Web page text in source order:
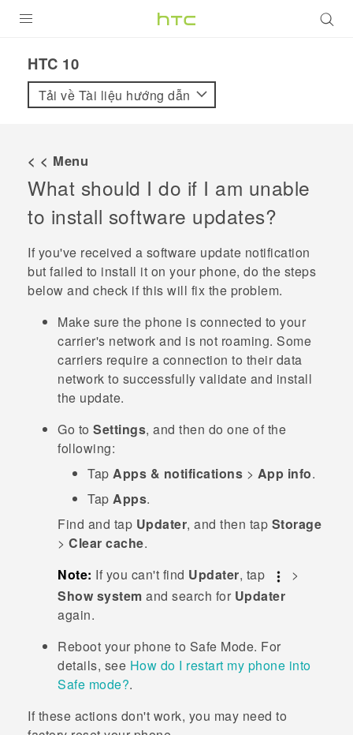
VIVE
VIVERSE
ỨNG DỤNG
HỖ TRỢ
HTC 10‎
Tải về Tài liệu hướng dẫn
< < Menu
What should I do if I am unable
to install software updates?
If you've received a software update notification
but failed to install it on your phone, do the steps
below and check if this will fix the problem.
Make sure the phone is connected to your
carrier's network and is not roaming. Some
carriers require a connection to their data
network to successfully validate and install
the update.
Go to Settings, and then do one of the
following:
Tap Apps & notifications > App info.
Tap Apps.
Find and tap Updater, and then tap Storage
> Clear cache.
Note: If you can't find Updater, tap
>
Show system and search for Updater
again.
Reboot your phone to Safe Mode. For
details, see How do I restart my phone into
Safe mode?.
If these actions don't work, you may need to